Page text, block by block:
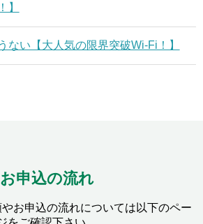
】
ない【大人気の限界突破Wi-Fi！】
お申込の流れ
お申込の流れについては以下のペー